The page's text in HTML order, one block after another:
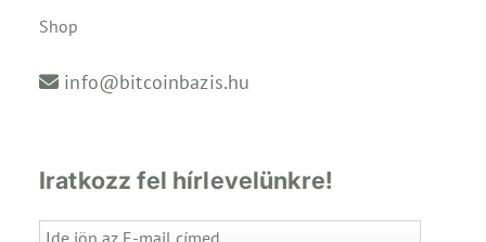
Shop
info@bitcoinbazis.hu
Iratkozz fel hírlevelünkre!